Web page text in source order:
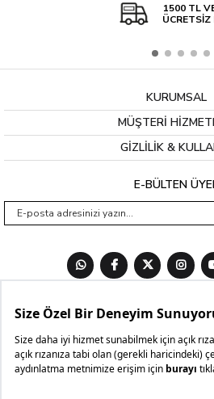
1500 TL
ÜCRETSİZ
KURUMSAL
MÜŞTERİ
GİZLİLİK &
E-BÜLTEN